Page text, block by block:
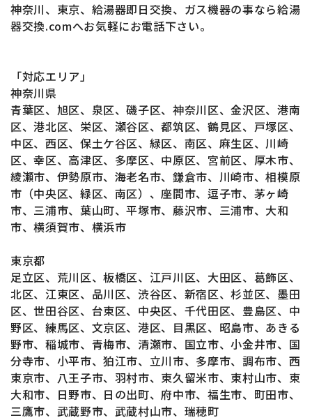
神奈川、東京、給湯器即日交換、ガス機器の事なら給湯
器交換.comへお気軽にお電話下さい。
「対応エリア」
神奈川県
青葉区、旭区、泉区、磯子区、神奈川区、金沢区、港南
区、港北区、栄区、瀬谷区、都筑区、鶴見区、戸塚区、
中区、西区、保土ケ谷区、緑区、南区、麻生区、川崎
区、幸区、高津区、多摩区、中原区、宮前区、厚木市、
綾瀬市、伊勢原市、海老名市、鎌倉市、川崎市、相模原
市（中央区、緑区、南区）、座間市、逗子市、茅ヶ崎
市、三浦市、葉山町、平塚市、藤沢市、三浦市、大和
市、横須賀市、横浜市
東京都
足立区、荒川区、板橋区、江戸川区、大田区、葛飾区、
北区、江東区、品川区、渋谷区、新宿区、杉並区、墨田
区、世田谷区、台東区、中央区、千代田区、豊島区、中
野区、練馬区、文京区、港区、目黒区、昭島市、あきる
野市、稲城市、青梅市、清瀬市、国立市、小金井市、国
分寺市、小平市、狛江市、立川市、多摩市、調布市、西
東京市、八王子市、羽村市、東久留米市、東村山市、東
大和市、日野市、日の出町、府中市、福生市、町田市、
三鷹市、武蔵野市、武蔵村山市、瑞穂町